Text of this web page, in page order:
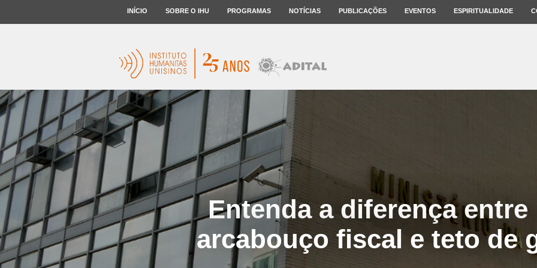
INÍCIO SOBRE O IHU PROGRAMAS NOTÍCIAS PUBLICAÇÕES EVENTOS ESPIRITUALIDADE
Entenda a diferença entre
arcabouço fiscal e teto de